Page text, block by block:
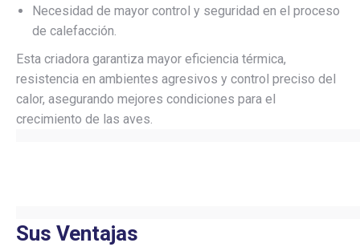
Necesidad de mayor control y seguridad en el proceso
de calefacción.
Esta criadora garantiza mayor eficiencia térmica,
resistencia en ambientes agresivos y control preciso del
calor, asegurando mejores condiciones para el
crecimiento de las aves.
Sus Ventajas